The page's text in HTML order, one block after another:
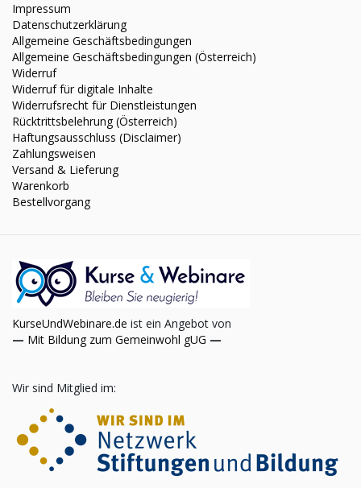
Impressum
Datenschutzerklärung
Allgemeine Geschäftsbedingungen
Allgemeine Geschäftsbedingungen (Österreich)
Widerruf
Widerruf für digitale Inhalte
Widerrufsrecht für Dienstleistungen
Rücktrittsbelehrung (Österreich)
Haftungsausschluss (Disclaimer)
Zahlungsweisen
Versand & Lieferung
Warenkorb
Bestellvorgang
KurseUndWebinare.de ist ein Angebot von
— Mit Bildung zum Gemeinwohl gUG —
Wir sind Mitglied im: